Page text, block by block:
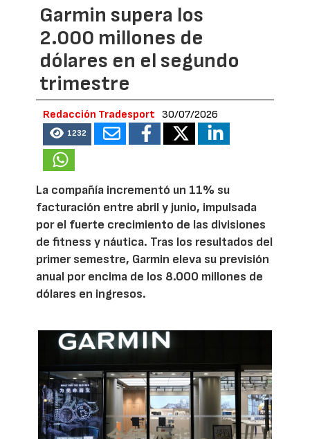
Garmin supera los
2.000 millones de
dólares en el segundo
trimestre
Redacción Tradesport 30/07/2026
1232
La compañía incrementó un 11% su
facturación entre abril y junio, impulsada
por el fuerte crecimiento de las divisiones
de fitness y náutica. Tras los resultados del
primer semestre, Garmin eleva su previsión
anual por encima de los 8.000 millones de
dólares en ingresos.